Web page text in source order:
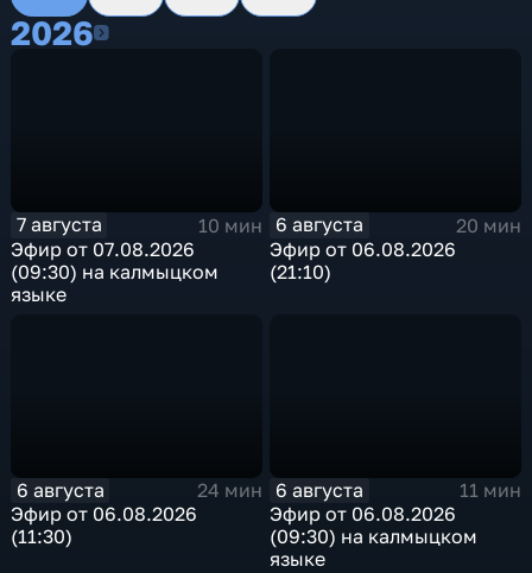
20262026
7 августа
10 мин
Эфир от 07.08.2026
(09:30) на калмыцком
языке
6 августа
20 мин
Эфир от 06.08.2026
(21:10)
6 августа
24 мин
Эфир от 06.08.2026
(11:30)
6 августа
11 мин
Эфир от 06.08.2026
(09:30) на калмыцком
языке